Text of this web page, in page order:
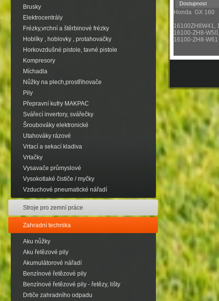
Brusky
Elektrocentrály
Frézky,vrchní a štěrbinové frézky
Hoblíky , hoblovky , protahovačky
Horkovzdušné pistole, tavné pistole
Kompresory
Míchadla
Nůžky na plech,prostřihovače
Pily
Přepravní kufry MAKPAC
Svářecí invertory, svářečky
Šroubováky elektronické
Utahováky rázové
Vrtací a sekací kladiva
Vrtačky
Vysavače průmyslové
Vysokotlaké čističe / myčky
Vzduchové pneumatické nářadí
Stroje pro zemní práce
Zahradní technika
Aku nůžky
Aku řetězové pily
Akumulátorové nářadí
Benzínové řetězové pily
Benzínové řetězové pily - řetězy, lišty
Drtiče zahradního odpadu
Dostupnost
Honda GX 160
16100ZH8W41,
16100-ZH8-
16100-ZH8-W61